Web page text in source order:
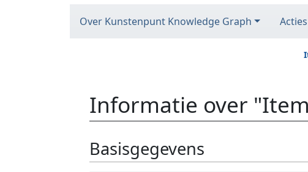
Over Kunstenpunt Knowledge Graph Acties
Informatie over
Basisgegevens